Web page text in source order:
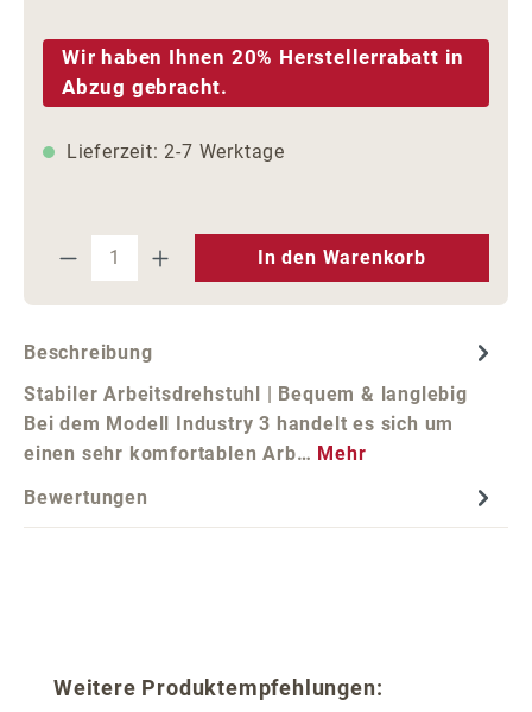
Wir haben Ihnen 20% Herstellerrabatt in
Abzug gebracht.
Lieferzeit: 2-7 Werktage
Produkt Anzahl: Gib den
In den Warenkorb
Beschreibung
Stabiler Arbeitsdrehstuhl | Bequem & langlebig
Bei dem Modell Industry 3 handelt es sich um
einen sehr komfortablen Arb… Mehr
Bewertungen
Produktgalerie überspringen
Weitere Produktempfehlungen: